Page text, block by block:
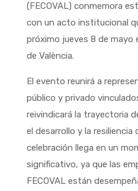
(FECOVAL) conmemora
con un acto institucional
próximo jueves 8 de mayo
de València.
El evento reunirá a
público y privado
reivindicará la trayectoria
el desarrollo y la resiliencia
celebración llega en un
significativo, ya que las
FECOVAL están